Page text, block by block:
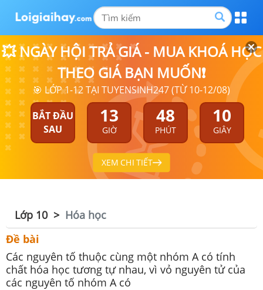
💥 NGÀY HỘI TRẢ GIÁ - MUA KHOÁ HỌC
THEO GIÁ BẠN MUỐN❗
🎯 LỚP 1-12 TẠI TUYENSINH247 (TỪ 10-12/08)
BẮT ĐẦU
SAU
13
GIỜ
48
PHÚT
09
GIÂY
XEM CHI TIẾT
Lớp 10
Hóa học
Đề bài
Các nguyên tố thuộc cùng một nhóm A có tính
chất hóa học tương tự nhau, vì vỏ nguyên tử của
các nguyên tố nhóm A có